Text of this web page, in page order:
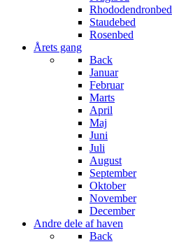
Rhododendronbed
Staudebed
Rosenbed
Årets gang
Back
Januar
Februar
Marts
April
Maj
Juni
Juli
August
September
Oktober
November
December
Andre dele af haven
Back